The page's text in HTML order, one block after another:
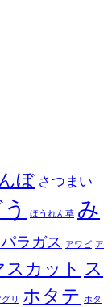
ぼ さつまい
ほうれん草 み
ラガス アワビ ア
カット ス
リ ホタテ ホタ